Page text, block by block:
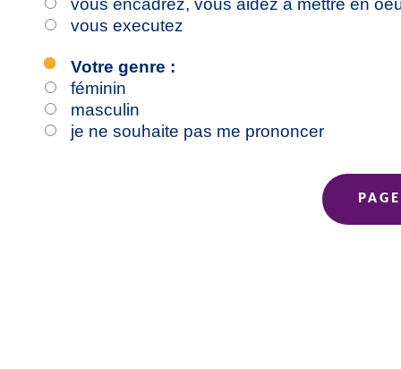
vous encadrez, vous aidez à mettre en
vous executez
Votre genre :
féminin
masculin
je ne souhaite pas me prononcer